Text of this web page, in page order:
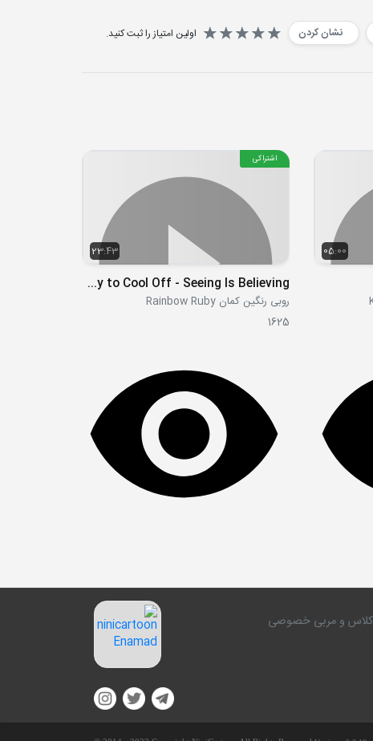
نشان کردن اولین امتیاز را ثبت کنید.
05:00
23:43
اشتراکی
S01E13 - A Colorful Way to Cool Off - Seeing Is Believing
روبی رنگین کمان Rainbow Ruby
1625
کلاس و مربی خصوصی